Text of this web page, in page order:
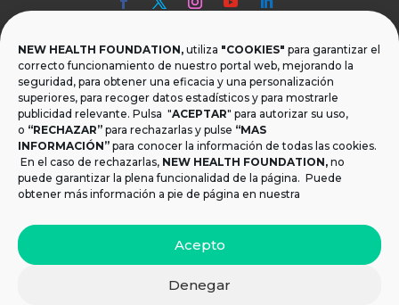
NEW HEALTH FOUNDATION, utiliza "COOKIES" para garantizar el
correcto funcionamiento de nuestro portal web, mejorando la
seguridad, para obtener una eficacia y una personalización
superiores, para recoger datos estadísticos y para mostrarle
publicidad relevante. Pulsa "ACEPTAR" para autorizar su uso,
o “RECHAZAR” para rechazarlas y pulse “MAS
INFORMACIÓN” para conocer la información de todas las cookies.
En el caso de rechazarlas, NEW HEALTH FOUNDATION, no
puede garantizar la plena funcionalidad de la página. Puede
obtener más información a pie de página en nuestra
Acepto
Denegar
 Teléfono
T.+34 954 219 597
 Dónde estamos
Calle Monsalves 35 Local 2. 41001, Sevilla.
España
 Email
info@newhealthfoundation.org